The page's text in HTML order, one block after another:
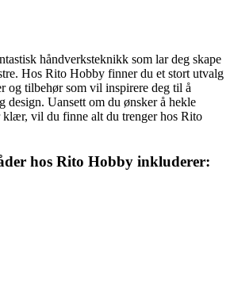
håndverksteknikk som lar deg skape
Hos Rito Hobby finner du et stort utvalg
og tilbehør som vil inspirere deg til å
design. Uansett om du ønsker å hekle
klær, vil du finne alt du trenger hos Rito
hos Rito Hobby inkluderer: